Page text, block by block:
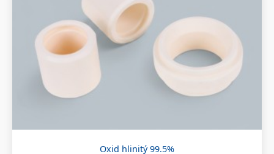
Oxid hlinitý 99.5%